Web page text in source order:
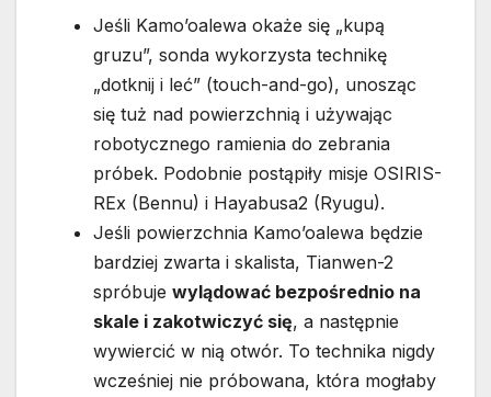
Jeśli Kamo’oalewa okaże się „kupą
gruzu”, sonda wykorzysta technikę
„dotknij i leć” (touch-and-go), unosząc
się tuż nad powierzchnią i używając
robotycznego ramienia do zebrania
próbek. Podobnie postąpiły misje OSIRIS-
REx (Bennu) i Hayabusa2 (Ryugu).
Jeśli powierzchnia Kamo’oalewa będzie
bardziej zwarta i skalista, Tianwen-2
spróbuje wylądować bezpośrednio na
skale i zakotwiczyć się, a następnie
wywiercić w nią otwór. To technika nigdy
wcześniej nie próbowana, która mogłaby